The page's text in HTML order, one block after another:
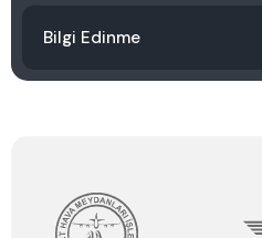
Bilgi Edinme